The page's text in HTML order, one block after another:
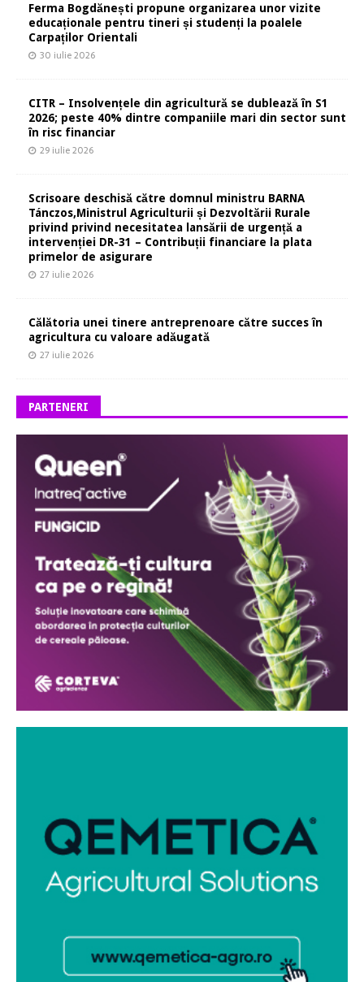
Ferma Bogdănești propune organizarea unor vizite
educaționale pentru tineri și studenți la poalele
Carpaților Orientali
30 iulie 2026
CITR – Insolvențele din agricultură se dublează în S1
2026; peste 40% dintre companiile mari din sector sunt
în risc financiar
29 iulie 2026
Scrisoare deschisă către domnul ministru BARNA
Tánczos,Ministrul Agriculturii și Dezvoltării Rurale
privind privind necesitatea lansării de urgență a
intervenției DR-31 – Contribuții financiare la plata
primelor de asigurare
27 iulie 2026
Călătoria unei tinere antreprenoare către succes în
agricultura cu valoare adăugată
27 iulie 2026
PARTENERI